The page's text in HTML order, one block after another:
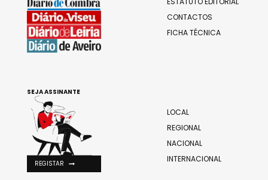
CONTACTOS
FICHA TÉCNICA
LOCAL
REGIONAL
NACIONAL
INTERNACIONAL
SEJA ASSINANTE
REGISTAR